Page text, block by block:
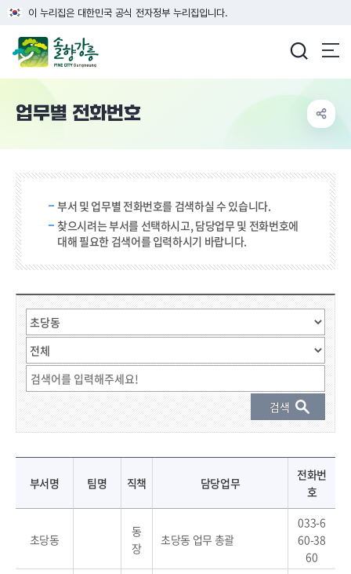
이 누리집은 대한민국 공식 전자정부 누리집입니다.
업무별 전화번호
부서 및 업무별 전화번호를 검색하실 수 있습니다.
찾으시려는 부서를 선택하시고, 담당업무 및 전화번호에
대해 필요한 검색어를 입력하시기 바랍니다.
검색 단어 입력
부서명 팀명 직책 담당업무
전화번
호
초당동
동
장
초당동 업무 총괄
033-6
60-38
60